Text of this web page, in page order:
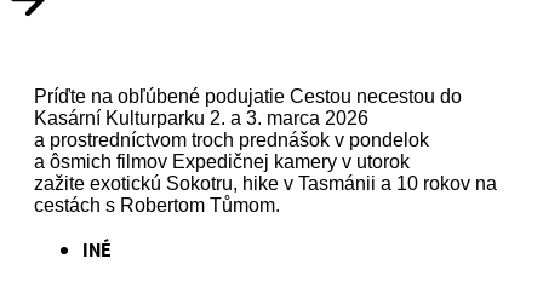
Príďte na obľúbené podujatie Cestou necestou do
Kasární Kulturparku 2. a 3. marca 2026
a prostredníctvom troch prednášok v pondelok
a ôsmich filmov Expedičnej kamery v utorok
zažite exotickú Sokotru, hike v Tasmánii a 10 rokov na
cestách s Robertom Tůmom.
INÉ